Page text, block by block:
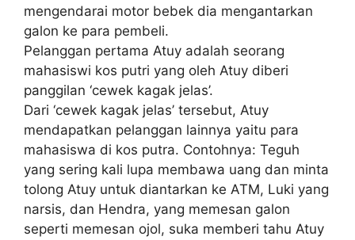
mengendarai motor bebek dia mengantarkan
galon ke para pembeli.
Pelanggan pertama Atuy adalah seorang
mahasiswi kos putri yang oleh Atuy diberi
panggilan ‘cewek kagak jelas’.
Dari ‘cewek kagak jelas’ tersebut, Atuy
mendapatkan pelanggan lainnya yaitu para
mahasiswa di kos putra. Contohnya: Teguh
yang sering kali lupa membawa uang dan minta
tolong Atuy untuk diantarkan ke ATM, Luki yang
narsis, dan Hendra, yang memesan galon
seperti memesan ojol, suka memberi tahu Atuy